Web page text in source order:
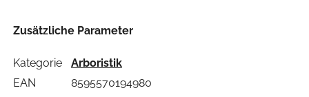
Zusätzliche Parameter
Kategorie
Arboristik
EAN
8595570194980